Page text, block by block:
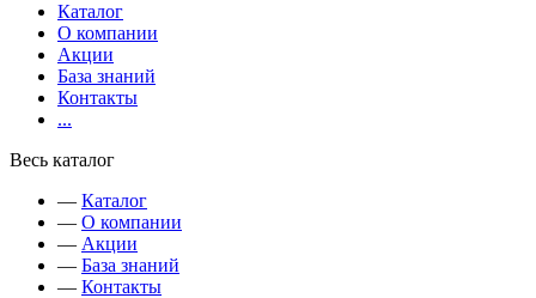
Каталог
О компании
Акции
База знаний
Контакты
...
Весь каталог
— Каталог
— О компании
— Акции
— База знаний
— Контакты